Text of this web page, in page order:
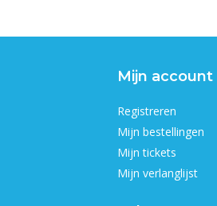
Mijn account
Registreren
Mijn bestellingen
Mijn tickets
Mijn verlanglijst